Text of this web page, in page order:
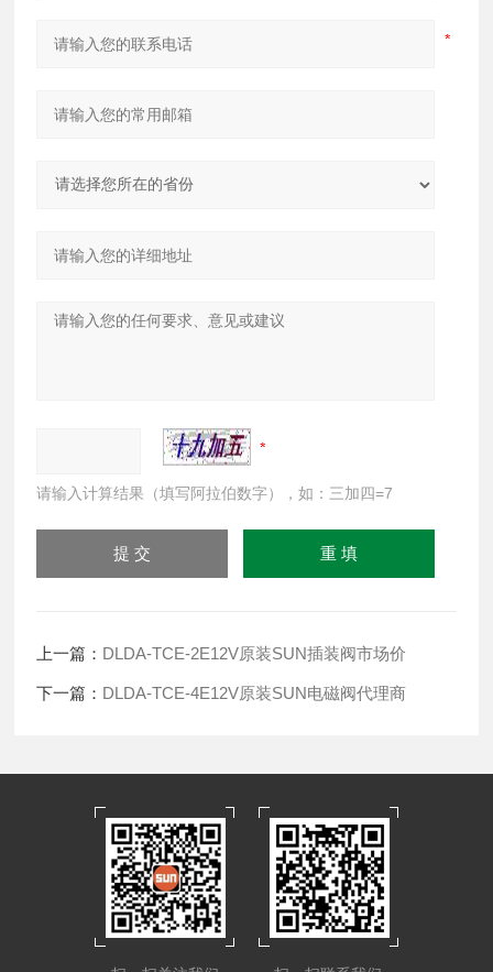
请输入计算结果（填写阿拉伯数字），如：三加四=7
上一篇： DLDA-TCE-2E12V原装SUN插装阀市场价
下一篇： DLDA-TCE-4E12V原装SUN电磁阀代理商